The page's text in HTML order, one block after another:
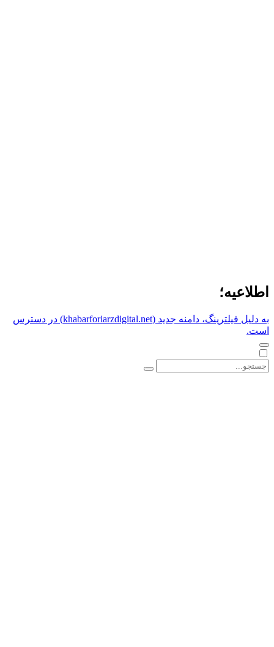
اطلاعیه؛
به دلیل فیلترینگ، دامنه جدید (khabarforiarzdigital.net) در دسترس
است.